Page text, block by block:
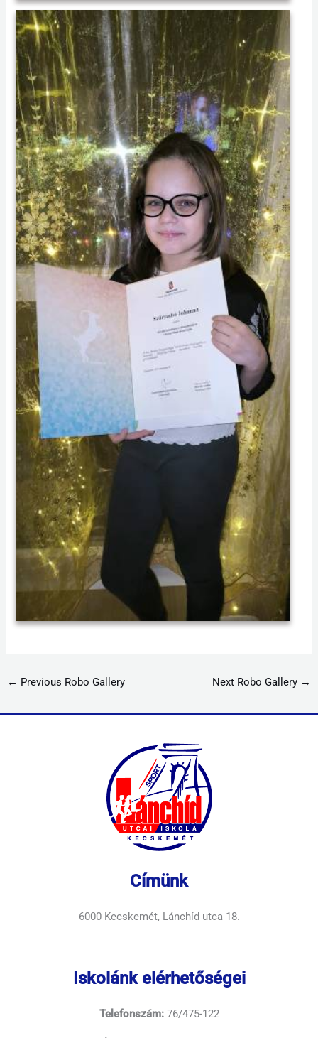
← Previous Robo Gallery Next Robo Gallery →
Címünk
6000 Kecskemét, Lánchíd utca 18.
Iskolánk elérhetőségei
Telefonszám:76/475-122